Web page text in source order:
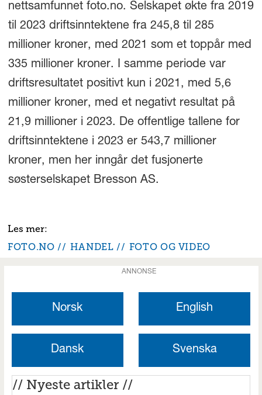
nettsamfunnet foto.no. Selskapet økte fra 2019
til 2023 driftsinntektene fra 245,8 til 285
millioner kroner, med 2021 som et toppår med
335 millioner kroner. I samme periode var
driftsresultatet positivt kun i 2021, med 5,6
millioner kroner, med et negativt resultat på
21,9 millioner i 2023. De offentlige tallene for
driftsinntektene i 2023 er 543,7 millioner
kroner, men her inngår det fusjonerte
søsterselskapet Bresson AS.
FOTO.NO HANDEL FOTO OG VIDEO
ANNONSE
Norsk English
Dansk Svenska
// Nyeste artikler //